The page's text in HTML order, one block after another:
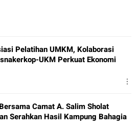
Pelatihan UMKM, Kolaborasi
UKM Perkuat Ekonomi
Camat A. Salim Sholat
Serahkan Hasil Kampung Bahagia